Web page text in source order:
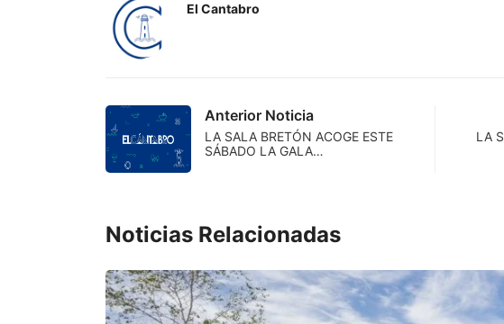
El Cantabro
Anterior Noticia
LA SALA BRETÓN ACOGE ESTE
SÁBADO LA GALA…
LA
Noticias Relacionadas